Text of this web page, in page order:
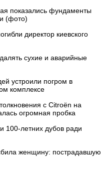
показались фундаменты
(фото)
директор киевского
сухие и аварийные
устроили погром в
комплексе
с Citroën на
огромная пробка
100-летних дубов ради
женщину: пострадавшую